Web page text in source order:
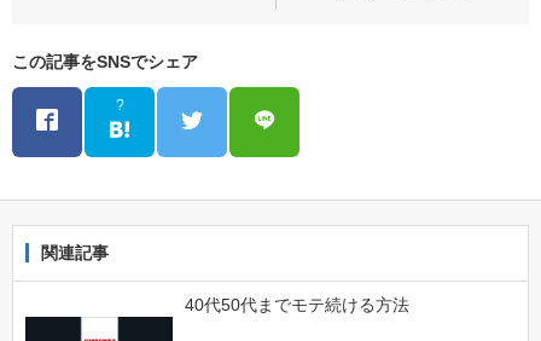
この記事をSNSでシェア
?
関連記事
40代50代までモテ続ける方法